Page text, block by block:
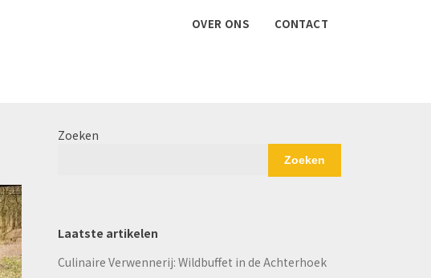
OVER ONS CONTACT
Zoeken
Zoeken
Laatste artikelen
Culinaire Verwennerij: Wildbuffet in de Achterhoek